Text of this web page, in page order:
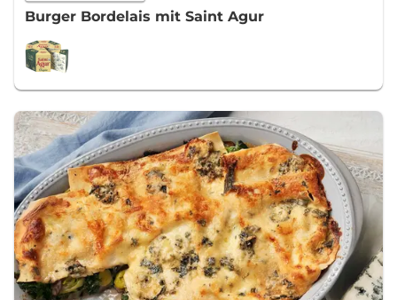
Burger Bordelais mit Saint Agur